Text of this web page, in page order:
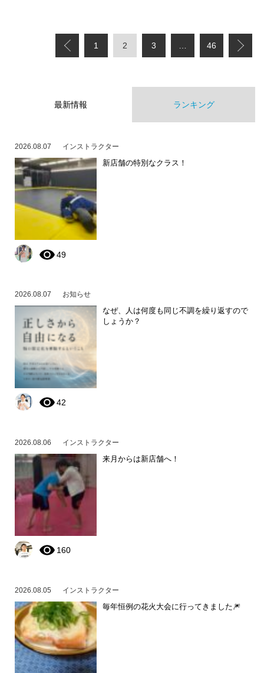
1 2 3 46
最新情報 ランキング
2026.08.07 インストラクター
新店舗の特別なクラス！
49
2026.08.07 お知らせ
なぜ、人は何度も同じ不調を繰り返すので
しょうか？
42
2026.08.06 インストラクター
来月からは新店舗へ！
160
2026.08.05 インストラクター
毎年恒例の花火大会に行ってきました🎆